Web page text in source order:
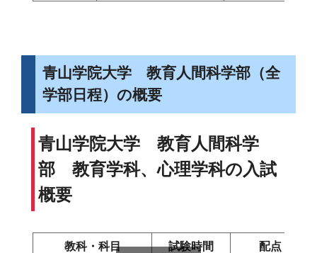
青山学院大学 教育人間科学部（全
学部日程）の概要
青山学院大学 教育人間科学
部 教育学科、心理学科の入試
概要
教科・科目 試験時間 配点